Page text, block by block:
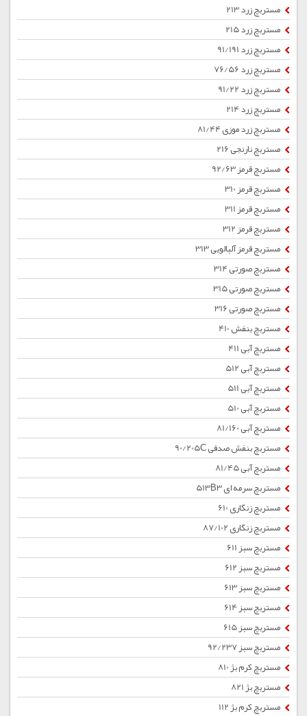
مستربچ زرد 213
مستربچ زرد 215
مستربچ زرد 91/191
مستربچ زرد 76/56
مستربچ زرد 91/22
مستربچ زرد 214
مستربچ زرد موزی 81/44
مستربچ نارنجی 216
مستربچ قرمز 92/63
مستربچ قرمز 310
مستربچ قرمز 311
مستربچ قرمز 312
مستربچ قرمز آلبالویی 313
مستربچ صورتی 314
مستربچ صورتی 315
مستربچ صورتی 316
مستربچ بنفش 410
مستربچ آبی 411
مستربچ آبی 512
مستربچ آبی 511
مستربچ آبی 510
مستربچ آبی 81/160
مستربچ بنفش صدفی 90/205C
مستربچ آبی 81/45
مستربچ سرمه ای 513B3
مستربچ زنگاری 610
مستربچ زنگاری 87/102
مستربچ سبز 611
مستربچ سبز 612
مستربچ سبز 613
مستربچ سبز 614
مستربچ سبز 615
مستربچ سبز 92/237
مستربچ کرم بژ 810
مستربچ بژ 821
مستربچ کرم بژ 112